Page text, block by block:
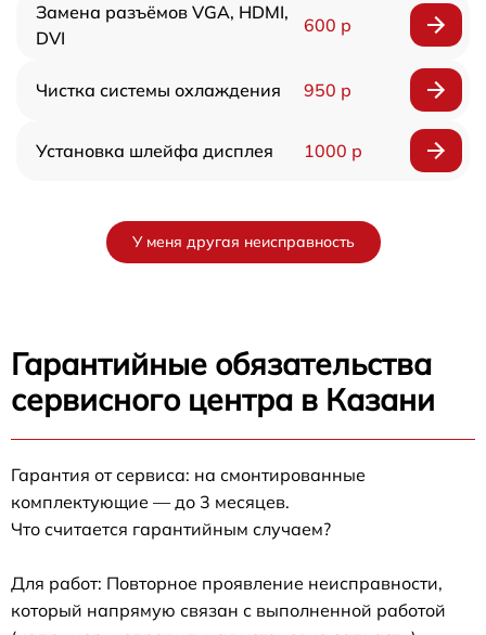
Замена разъёмов VGA, HDMI,
DVI
600 р
Чистка системы охлаждения 950 р
Установка шлейфа дисплея 1000 р
У меня другая неисправность
Гарантийные обязательства
сервисного центра в Казани
Гарантия от сервиса: на смонтированные
комплектующие — до 3 месяцев.
Что считается гарантийным случаем?
Для работ: Повторное проявление неисправности,
который напрямую связан с выполненной работой